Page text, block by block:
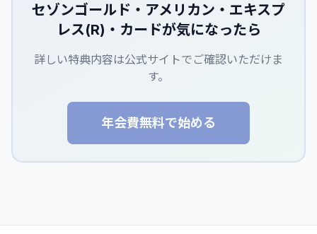
セゾンゴールド・アメリカン・エキスプ
レス(R)・カードが気になったら
詳しい特典内容は公式サイトでご確認いただけま
す。
年会費無料で始める